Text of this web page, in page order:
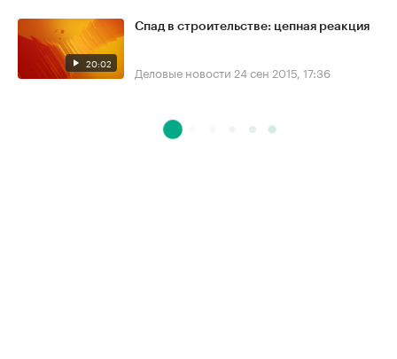
20:02
Спад в строительстве: цепная реакция
Деловые новости 24 сен 2015, 17:36